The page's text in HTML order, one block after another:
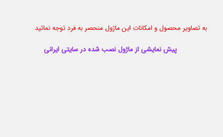
به تصاویر محصول و امکانات این ماژول منحصر به فرد توجه نمائید
پیش نمایشی از ماژول نصب شده در سایتی ایرانی